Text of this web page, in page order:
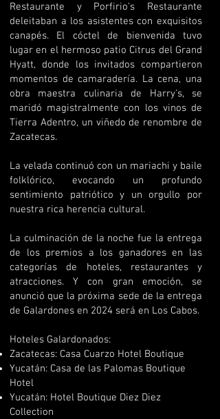
Restaurante y Porfirio's Restaurante
deleitaban a los asistentes con exquisitos
canapés. El cóctel de bienvenida tuvo
lugar en el hermoso patio Citrus del Grand
Hyatt, donde los invitados compartieron
momentos de camaradería. La cena, una
obra maestra culinaria de Harry's, se
maridó magistralmente con los vinos de
Tierra Adentro, un viñedo de renombre de
Zacatecas.
La velada continuó con un mariachi y baile
folklórico, evocando un profundo
sentimiento patriótico y un orgullo por
nuestra rica herencia cultural.
La culminación de la noche fue la entrega
de los premios a los ganadores en las
categorías de hoteles, restaurantes y
atracciones. Y con gran emoción, se
anunció que la próxima sede de la entrega
de Galardones en 2024 será en Los Cabos.
Hoteles Galardonados:
Zacatecas: Casa Cuarzo Hotel Boutique
Yucatán: Casa de las Palomas Boutique
Hotel
Yucatán: Hotel Boutique Diez Diez
Collection